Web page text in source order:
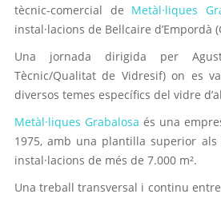
tècnic-comercial de Metàl·liques
instal·lacions de Bellcaire d’Empordà
Una jornada dirigida per
Tècnic/Qualitat de Vidresif) on es
diversos temes específics del vidre
Metàl·liques Grabalosa és una
1975, amb una plantilla superior
instal·lacions de més de 7.000 m².
Una treball transversal i continu